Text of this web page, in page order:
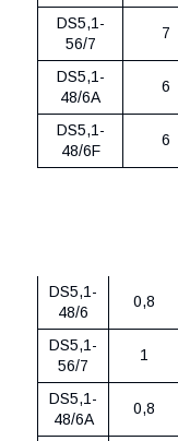
DS5,1-
56/7
7
DS5,1-
48/6A
6
DS5,1-
48/6F
6
DS5,1-
48/6
0,8
DS5,1-
56/7
1
DS5,1-
48/6A
0,8